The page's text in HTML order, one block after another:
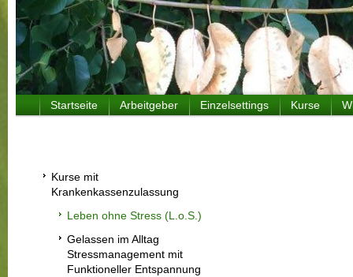
Startseite Arbeitgeber Einzelsettings Kurse
Kurse mit
Krankenkassenzulassung
Leben ohne Stress (L.o.S.)
Gelassen im Alltag
Stressmanagement mit
Funktioneller Entspannung